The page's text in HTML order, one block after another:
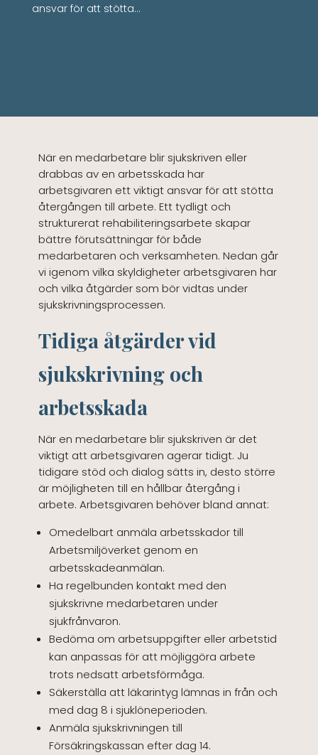
ansvar för att stötta…
När en medarbetare blir sjukskriven eller
drabbas av en arbetsskada har
arbetsgivaren ett viktigt ansvar för att stötta
återgången till arbete. Ett tydligt och
strukturerat rehabiliteringsarbete skapar
bättre förutsättningar för både
medarbetaren och verksamheten. Nedan går
vi igenom vilka skyldigheter arbetsgivaren har
och vilka åtgärder som bör vidtas under
sjukskrivningsprocessen.
Tidiga åtgärder vid
sjukskrivning och
arbetsskada
När en medarbetare blir sjukskriven är det
viktigt att arbetsgivaren agerar tidigt. Ju
tidigare stöd och dialog sätts in, desto större
är möjligheten till en hållbar återgång i
arbete. Arbetsgivaren behöver bland annat:
Omedelbart anmäla arbetsskador till
Arbetsmiljöverket genom en
arbetsskadeanmälan.
Ha regelbunden kontakt med den
sjukskrivne medarbetaren under
sjukfrånvaron.
Bedöma om arbetsuppgifter eller arbetstid
kan anpassas för att möjliggöra arbete
trots nedsatt arbetsförmåga.
Säkerställa att läkarintyg lämnas in från och
med dag 8 i sjuklöneperioden.
Anmäla sjukskrivningen till
Försäkringskassan efter dag 14.